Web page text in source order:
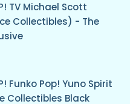
TV Michael Scott
Collectibles) - The
Funko Pop! Yuno Spirit
Collectibles Black